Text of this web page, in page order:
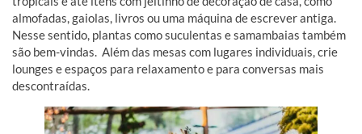
almofadas, gaiolas, livros ou uma máquina de escrever antiga.
Nesse sentido, plantas como suculentas e samambaias também
são bem-vindas. Além das mesas com lugares individuais, crie
lounges e espaços para relaxamento e para conversas mais
descontraídas.